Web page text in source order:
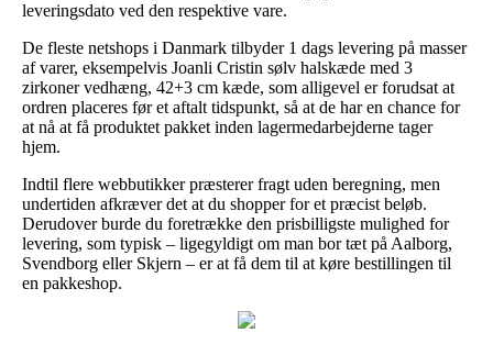
leveringsdato ved den respektive vare.
De fleste netshops i Danmark tilbyder 1 dags levering på masser
af varer, eksempelvis Joanli Cristin sølv halskæde med 3
zirkoner vedhæng, 42+3 cm kæde, som alligevel er forudsat at
ordren placeres før et aftalt tidspunkt, så at de har en chance for
at nå at få produktet pakket inden lagermedarbejderne tager
hjem.
Indtil flere webbutikker præsterer fragt uden beregning, men
undertiden afkræver det at du shopper for et præcist beløb.
Derudover burde du foretrække den prisbilligste mulighed for
levering, som typisk – ligegyldigt om man bor tæt på Aalborg,
Svendborg eller Skjern – er at få dem til at køre bestillingen til
en pakkeshop.